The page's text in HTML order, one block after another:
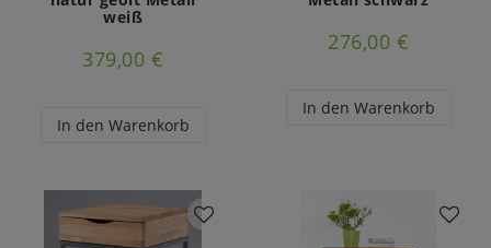
weiß
379,00 €
In den Warenkorb
276,00 €
In den Warenkorb